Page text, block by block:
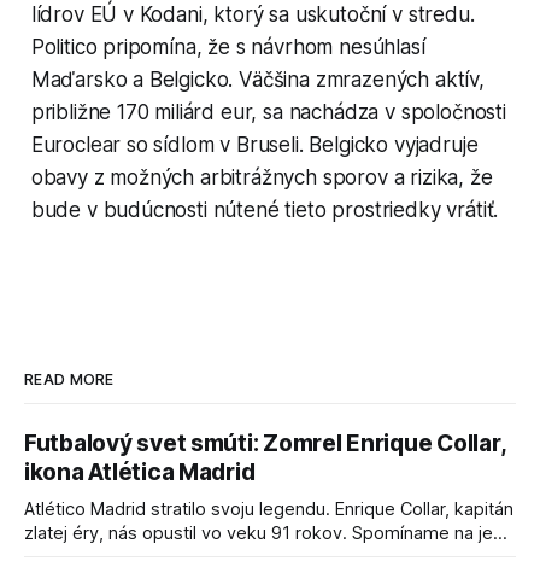
lídrov EÚ v Kodani, ktorý sa uskutoční v stredu.
Politico pripomína, že s návrhom nesúhlasí
Maďarsko a Belgicko. Väčšina zmrazených aktív,
približne 170 miliárd eur, sa nachádza v spoločnosti
Euroclear so sídlom v Bruseli. Belgicko vyjadruje
obavy z možných arbitrážnych sporov a rizika, že
bude v budúcnosti nútené tieto prostriedky vrátiť.
READ MORE
Futbalový svet smúti: Zomrel Enrique Collar,
ikona Atlética Madrid
Atlético Madrid stratilo svoju legendu. Enrique Collar, kapitán
zlatej éry, nás opustil vo veku 91 rokov. Spomíname na jeho